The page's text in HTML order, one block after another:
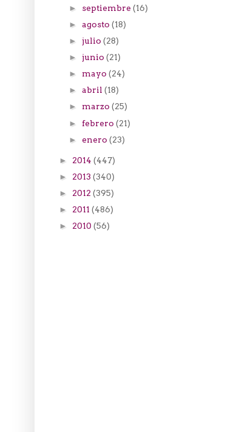
► septiembre(16)
►agosto(18)
►julio(28)
►junio(21)
► mayo(24)
►abril(18)
► marzo(25)
►febrero(21)
► enero(23)
► 2014 (447)
► 2013 (340)
► 2012 (395)
► 2011 (486)
► 2010 (56)